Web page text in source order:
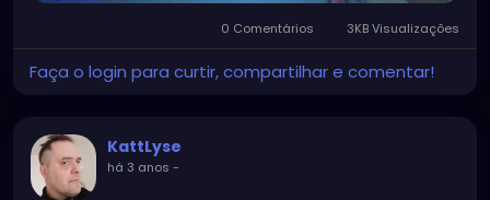
0 Comentários 3KB Visualizações
Faça o login para curtir, compartilhar e comentar!
KattLyse
há 3 anos -